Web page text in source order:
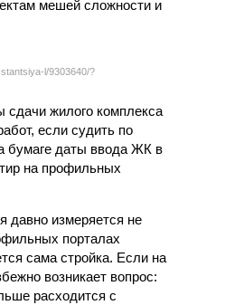
мешей сложности и
l/9303640/?
сдачи жилого комплекса
если судить по
бумаге даты ввода ЖК в
на профильных
давно измеряется не
порталах
сама стройка. Если на
возникает вопрос:
расходится с